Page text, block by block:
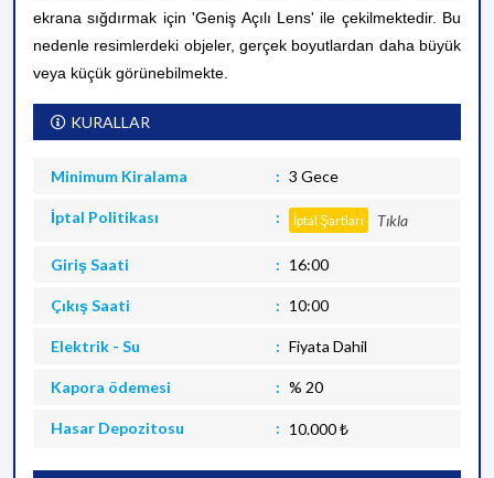
ekrana sığdırmak için 'Geniş Açılı Lens' ile çekilmektedir. Bu
nedenle resimlerdeki objeler, gerçek boyutlardan daha büyük
veya küçük görünebilmekte.
KURALLAR
Minimum Kiralama 3 Gece
İptal Politikası İptal Şartları Tıkla
Giriş Saati 16:00
Çıkış Saati 10:00
Elektrik - Su Fiyata Dahil
Kapora ödemesi % 20
Hasar Depozitosu 10.000 ₺